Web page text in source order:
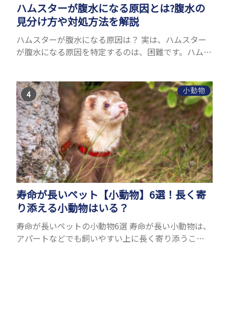
ハムスターが腹水になる原因とは?腹水の
見分け方や対処方法を解説
ハムスターが腹水になる原因は？ 実は、ハムスター
が腹水になる原因を特定するのは、困難です。ハムス
理由はさま...
小動物
寿命が長いペット【小動物】6選！長く寄
り添える小動物はいる？
寿命が長いペットの小動物6選 寿命が長い小動物は、
アパートなどでも飼いやすい上に長く寄り添うこと